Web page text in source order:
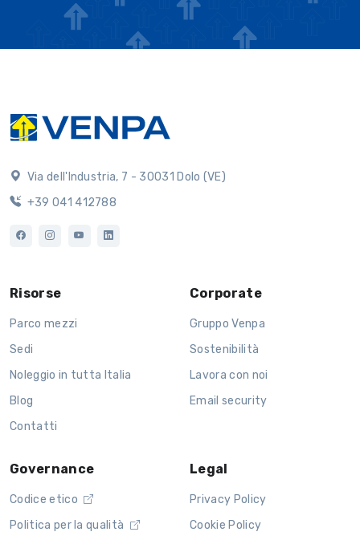
Via dell'Industria, 7 - 30031 Dolo (VE)
+39 041 412788
Risorse
Parco mezzi
Sedi
Noleggio in tutta Italia
Blog
Contatti
Corporate
Gruppo Venpa
Sostenibilità
Lavora con noi
Email security
Governance
Codice etico
Politica per la qualità
Legal
Privacy Policy
Cookie Policy